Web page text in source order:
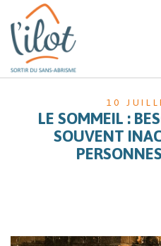
10
LE SOMMEIL :
SOUVENT